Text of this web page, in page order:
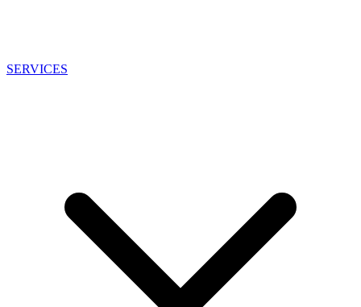
SERVICES